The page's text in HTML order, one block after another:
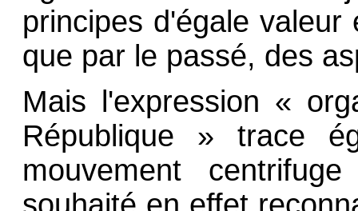
principes d'égale
que par le passé, des
Mais l'expression «
République » trace
mouvement